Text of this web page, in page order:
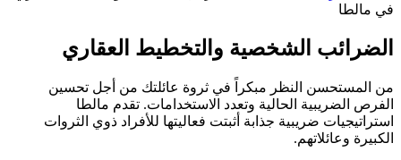
في مالطا
الضرائب الشخصية والتخطيط العقاري
من المستحسن النظر مبكراً في ثروة عائلتك من أجل تحسين
الفرص الضريبية الحالية وتعدد الاستخدامات. تقدم مالطا
استراتيجيات ضريبية جذابة أثبتت فعاليتها للأفراد ذوي الثروات
الكبيرة وعائلاتهم.